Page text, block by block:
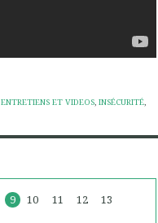
ENTRETIENS ET VIDEOS, INSÉCURITÉ,
9 10 11 12
13